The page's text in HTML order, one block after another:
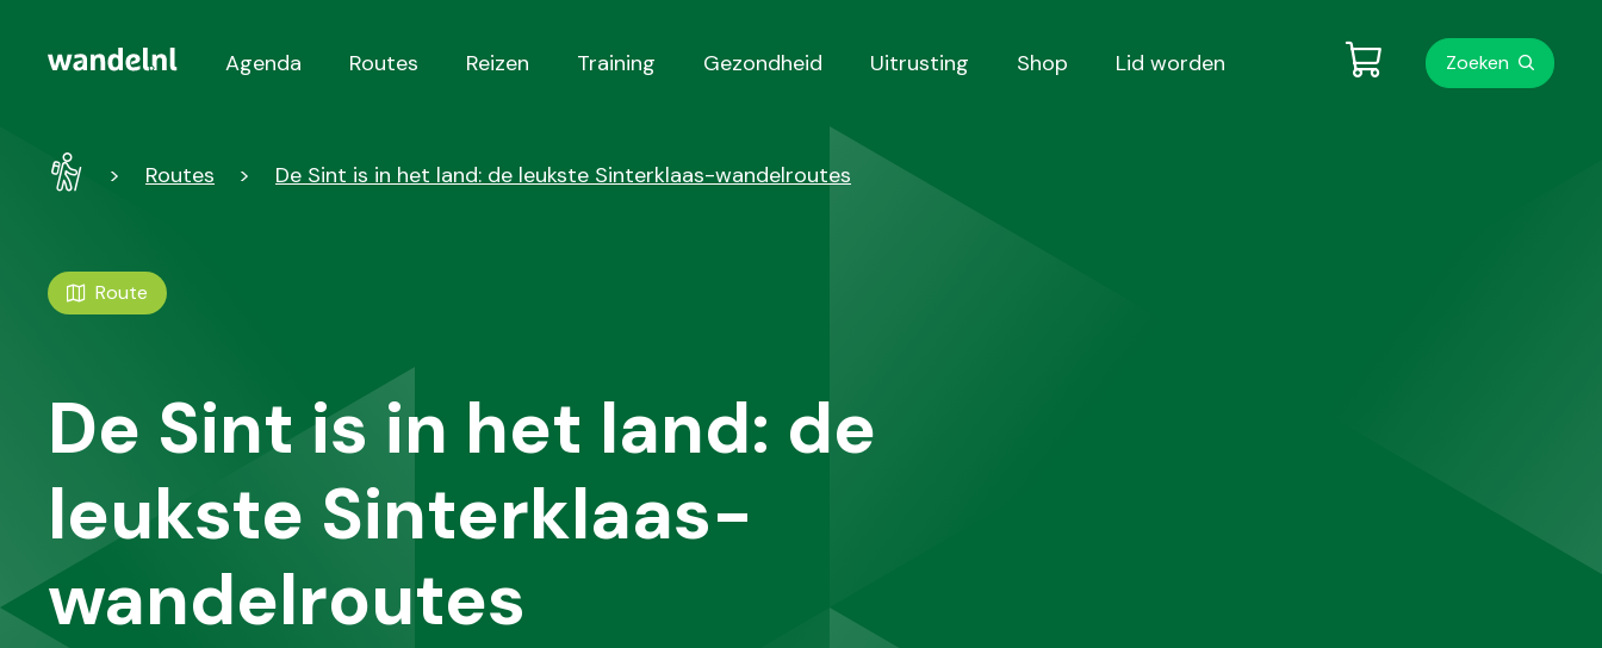
Hoofdnavigatie
Agenda Routes Reizen Training Gezondheid Uitrusting Shop Lid worden Zoeken
WandelRoutes De Sint is in het land: de leukste Sinterklaas-wandelroutes
Route
De Sint is in het land: de
leukste Sinterklaas-
wandelroutes